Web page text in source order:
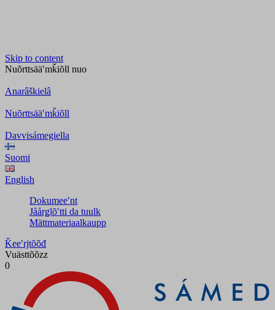
Skip to content
Nuõrttsääʹmǩiõll nuo
Anarâškielâ
Nuõrttsääʹmǩiõll
Davvisámegiella
Suomi
English
Dokumeeʹnt
Jåårǥlõʹtti da tuulk
Mättmateriaalkaupp
Ǩeeʹrjtõõđ
Vuästtõõzz
0